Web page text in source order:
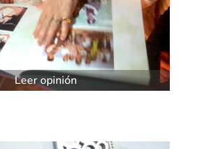
Leer opinión